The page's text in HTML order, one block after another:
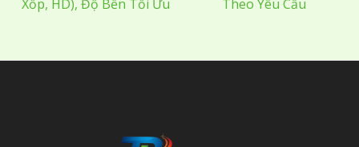
Xốp, HD), Độ Bền Tối Ưu
Theo Yêu Cầu